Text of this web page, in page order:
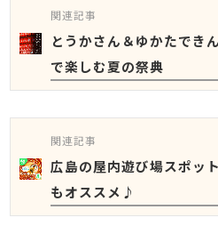
関連記事
とうかさん＆ゆかたでき
で楽しむ夏の祭典
関連記事
広島の屋内遊び場スポッ
もオススメ♪